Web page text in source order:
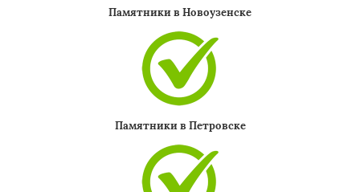
Памятники в Новоузенске
Памятники в Петровске